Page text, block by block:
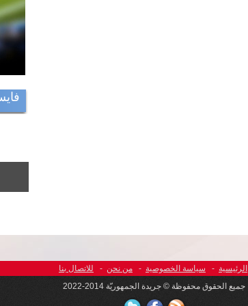
الرئيسية - سياسة الخصوصية - من نحن -
للاتصال بنا
جميع الحقوق محفوظة © جريدة الجمهوريّة 2014-2022